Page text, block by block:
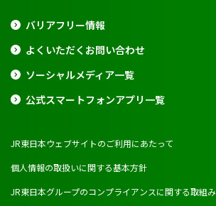
バリアフリー情報
よくいただくお問い合わせ
ソーシャルメディア一覧
公式スマートフォンアプリ一覧
JR東日本ウェブサイトのご利用にあたって
個人情報の取扱いに関する基本方針
JR東日本グループのコンプライアンスに関する取組み